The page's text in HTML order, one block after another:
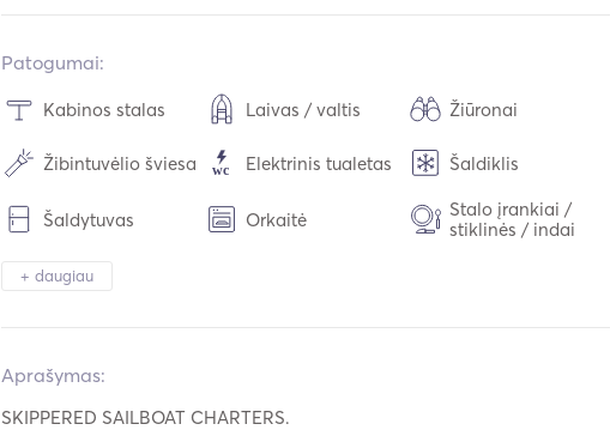
Patogumai:
Kabinos stalas Laivas / valtis Žiūronai
Žibintuvėlio šviesa Elektrinis tualetas Šaldiklis
Šaldytuvas Orkaitė
Stalo įrankiai /
stiklinės / indai
Kavos aparatas
Saulės baterijos
+ daugiau
Aprašymas:
SKIPPERED SAILBOAT CHARTERS.